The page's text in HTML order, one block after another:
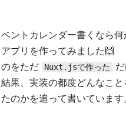
ントカレンダー書くなら
プリを作ってみました🙌
をただ
Nuxt.jsで作った
果、実装の都度どんなこ
のかを追って書いています